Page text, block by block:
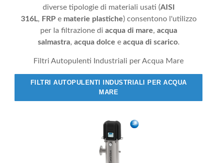
diverse tipologie di materiali usati (AISI
316L, FRP e materie plastiche) consentono l'utilizzo
per la filtrazione di acqua di mare, acqua
salmastra, acqua dolce e acqua di scarico.
Filtri Autopulenti Industriali per Acqua Mare
FILTRI AUTOPULENTI INDUSTRIALI PER ACQUA
MARE